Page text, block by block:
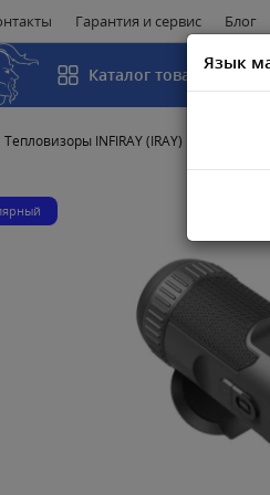
Гарантия и сервис Блог
Каталог товаров
Тепловизоры INFIRAY (IRAY)
Язык